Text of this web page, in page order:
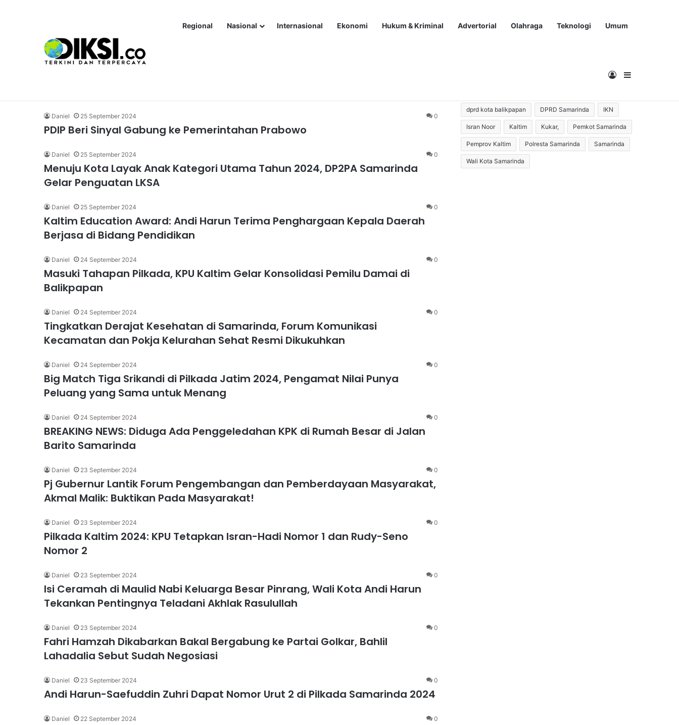
Regional Nasional Internasional Ekonomi Hukum & Kriminal Advertorial Olahraga Teknologi Umum
Masuk
Terbaru! Iran Bantah Kesepakatan dengan AS, Pilih Oman untuk Atur Rute Pelayaran Selat Hormuz
Daniel 25 September 2024 0
PDIP Beri Sinyal Gabung ke Pemerintahan Prabowo
Daniel 25 September 2024 0
Menuju Kota Layak Anak Kategori Utama Tahun 2024, DP2PA Samarinda
Gelar Penguatan LKSA
Daniel 25 September 2024 0
Kaltim Education Award: Andi Harun Terima Penghargaan Kepala Daerah
Berjasa di Bidang Pendidikan
Daniel 24 September 2024 0
Masuki Tahapan Pilkada, KPU Kaltim Gelar Konsolidasi Pemilu Damai di
Balikpapan
Daniel 24 September 2024 0
Tingkatkan Derajat Kesehatan di Samarinda, Forum Komunikasi
Kecamatan dan Pokja Kelurahan Sehat Resmi Dikukuhkan
Daniel 24 September 2024 0
Big Match Tiga Srikandi di Pilkada Jatim 2024, Pengamat Nilai Punya
Peluang yang Sama untuk Menang
Daniel 24 September 2024 0
BREAKING NEWS: Diduga Ada Penggeledahan KPK di Rumah Besar di Jalan
Barito Samarinda
Daniel 23 September 2024 0
Pj Gubernur Lantik Forum Pengembangan dan Pemberdayaan Masyarakat,
Akmal Malik: Buktikan Pada Masyarakat!
Daniel 23 September 2024 0
Pilkada Kaltim 2024: KPU Tetapkan Isran-Hadi Nomor 1 dan Rudy-Seno
Nomor 2
Daniel 23 September 2024 0
Isi Ceramah di Maulid Nabi Keluarga Besar Pinrang, Wali Kota Andi Harun
Tekankan Pentingnya Teladani Akhlak Rasulullah
Daniel 23 September 2024 0
Fahri Hamzah Dikabarkan Bakal Bergabung ke Partai Golkar, Bahlil
Lahadalia Sebut Sudah Negosiasi
Daniel 23 September 2024 0
Andi Harun-Saefuddin Zuhri Dapat Nomor Urut 2 di Pilkada Samarinda 2024
Daniel 22 September 2024 0
Covid-19
dprd kota balikpapan DPRD Samarinda IKN
Isran Noor Kaltim Kukar, Pemkot Samarinda
Pemprov Kaltim Polresta Samarinda Samarinda
Wali Kota Samarinda